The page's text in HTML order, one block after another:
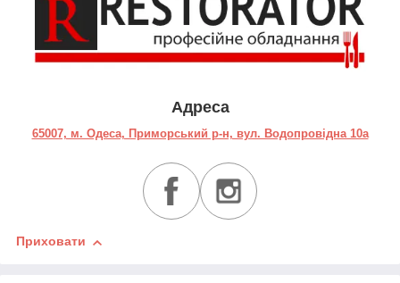
Адреса
65007, м. Одеса, Приморський р-н, вул. Водопровідна 10а
Приховати